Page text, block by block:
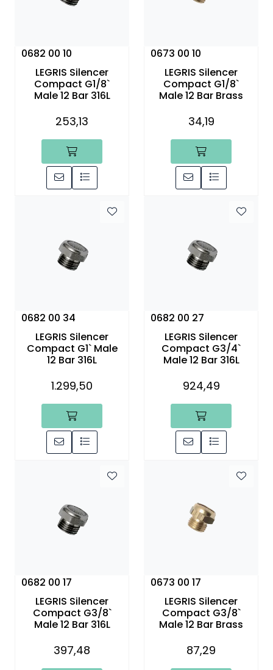
0682 00 10
LEGRIS Silencer
Compact G1/8`
Male 12 Bar 316L
253,13
0673 00 10
LEGRIS Silencer
Compact G1/8`
Male 12 Bar Brass
34,19
0682 00 34
LEGRIS Silencer
Compact G1` Male
12 Bar 316L
1.299,50
0682 00 27
LEGRIS Silencer
Compact G3/4`
Male 12 Bar 316L
924,49
0682 00 17
LEGRIS Silencer
Compact G3/8`
Male 12 Bar 316L
397,48
0673 00 17
LEGRIS Silencer
Compact G3/8`
Male 12 Bar Brass
87,29